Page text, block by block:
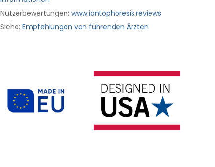
Nutzerbewertungen: www.iontophoresis.reviews
Siehe: Empfehlungen von führenden Ärzten